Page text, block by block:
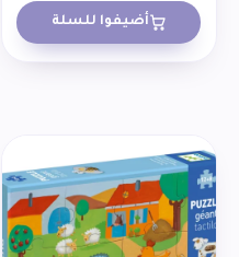
أضيفوا للسلة